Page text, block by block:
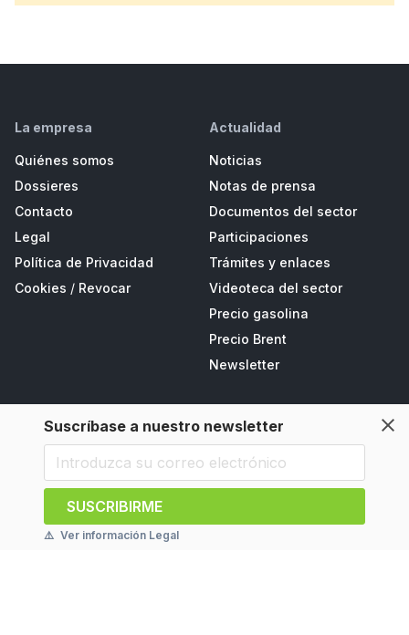
Suscríbase a nuestro newsletter
SUSCRIBIRME
⚠️ Ver información Legal
La empresa
Quiénes somos
Dossieres
Contacto
Legal
Política de Privacidad
Cookies / Revocar
Actualidad
Noticias
Notas de prensa
Documentos del sector
Participaciones
Trámites y enlaces
Videoteca del sector
Precio gasolina
Precio Brent
Newsletter
Mercados
Argus
Servicios de actualidad
Gasóleo MP
Platts
Análisis de la competencia